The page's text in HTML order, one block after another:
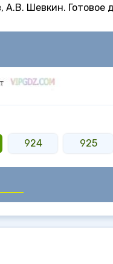
А.В. Шевкин. Готовое
924 925